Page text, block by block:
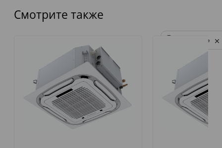
Смотрите также
Privacy notice